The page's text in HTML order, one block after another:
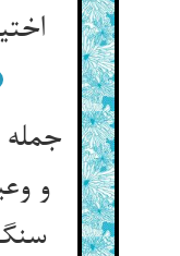
جمله
و
سنگ مرمر را کی دید